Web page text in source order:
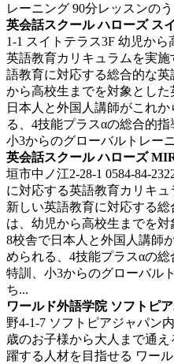
レーニング 90分レッスンの
英会話スクール ハローズ ス
1-1 スイトテラス3F 幼児から
英語教育カリキュラムを実
語教育に対応する総合的な
から高校生までを対象とし
日本人と外国人講師がこれ
る、4技能プラスαの総合的指
小3からのグローバルトレー
英会話スクール ハローズ
垣市中ノ江2-28-1 0584-84-
に対応する英語教育カリキ
新しい英語教育に対応する
は、幼児から高校生までを対
8校舎で日本人と外国人講師
められる、4技能プラスαの
特訓、小3からのグローバル
ち...
ワールド外語学院 ソフトピ
野4-1-7 ソフトピアジャパン内
歳のお子様から大人まで通え
躍する人材を目指せる ワー